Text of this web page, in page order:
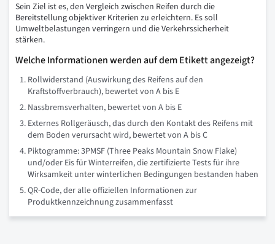
Sein Ziel ist es, den Vergleich zwischen Reifen durch die
Bereitstellung objektiver Kriterien zu erleichtern. Es soll
Umweltbelastungen verringern und die Verkehrssicherheit
stärken.
Welche Informationen werden auf dem Etikett angezeigt?
Rollwiderstand (Auswirkung des Reifens auf den
Kraftstoffverbrauch), bewertet von A bis E
Nassbremsverhalten, bewertet von A bis E
Externes Rollgeräusch, das durch den Kontakt des Reifens mit
dem Boden verursacht wird, bewertet von A bis C
Piktogramme: 3PMSF (Three Peaks Mountain Snow Flake)
und/oder Eis für Winterreifen, die zertifizierte Tests für ihre
Wirksamkeit unter winterlichen Bedingungen bestanden haben
QR-Code, der alle offiziellen Informationen zur
Produktkennzeichnung zusammenfasst